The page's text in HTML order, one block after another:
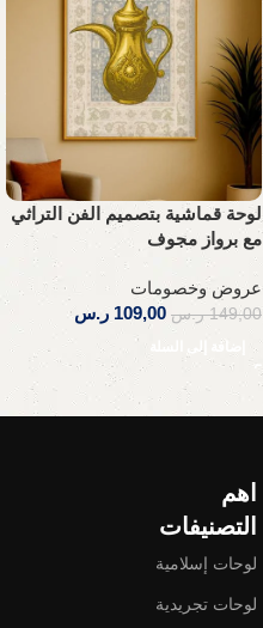
لوحة قماشية بتصميم الفن التراثي
مع برواز مجوف
عروض وخصومات
149,00 ر.س 109,00 ر.س
إضافة إلى السلة
اهم
التصنيفات
لوحات إسلامية
لوحات تجريدية